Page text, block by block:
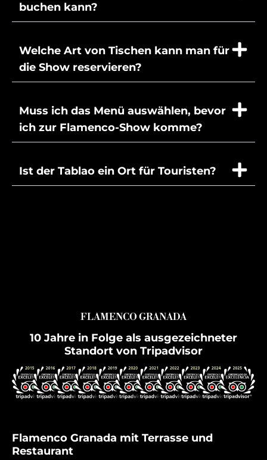
buchen kann?
Welche Art von Tischen kann man für
die Show reservieren?
Muss ich das Menü auswählen, bevor
ich zur Flamenco-Show komme?
Ist der Tablao ein Ort für Touristen?
FLAMENCO GRANADA
10 Jahre in Folge als ausgezeichneter
Standort von Tripadvisor
Flamenco Granada mit Terrasse und
Restaurant